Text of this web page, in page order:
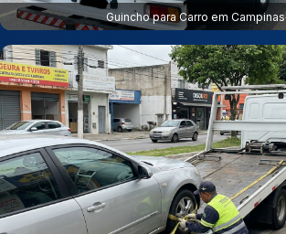
Guincho para Carro em